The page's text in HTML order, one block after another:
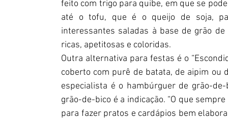
feito com trigo para quibe, em que se
até o tofu, que é o queijo de soja,
interessantes saladas à base de grão
ricas, apetitosas e coloridas.
Outra alternativa para festas é o
coberto com purê de batata, de aipim ou
especialista é o hambúrguer de grão-
grão-de-bico é a indicação. “O que
para fazer pratos e cardápios bem